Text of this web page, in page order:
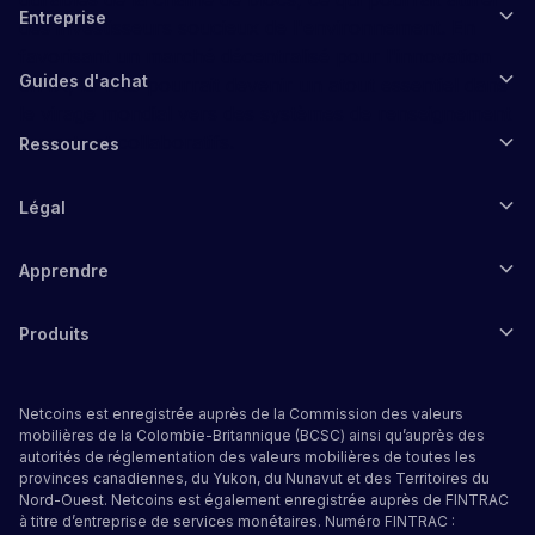
des investisseurs soucieux de l'environnement. En
en IA, la TAO pourrait devenir un atout essentiel dans
ouverts et collaboratifs.
Entreprise
Guides d'achat
Ressources
Légal
Apprendre
Produits
Netcoins est enregistrée auprès de la Commission des valeurs
mobilières de la Colombie-Britannique (BCSC) ainsi qu’auprès des
autorités de réglementation des valeurs mobilières de toutes les
provinces canadiennes, du Yukon, du Nunavut et des Territoires du
Nord-Ouest. Netcoins est également enregistrée auprès de FINTRAC
à titre d’entreprise de services monétaires. Numéro FINTRAC :